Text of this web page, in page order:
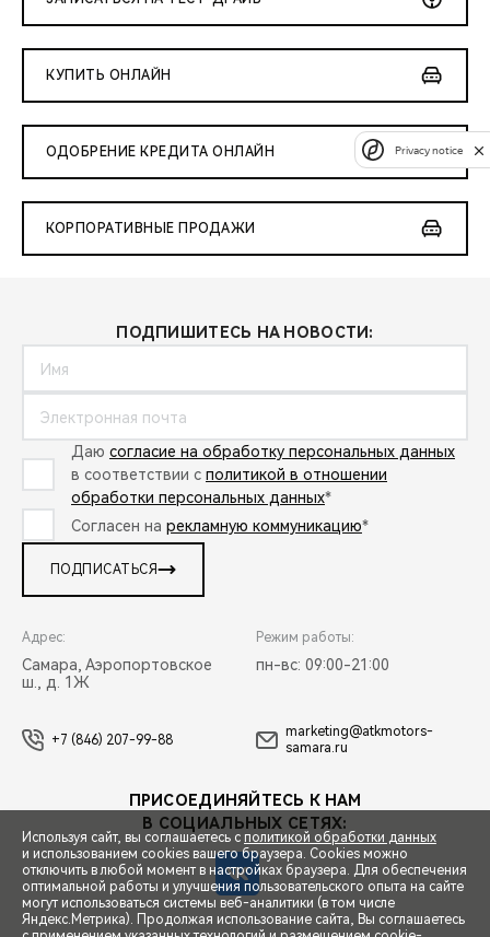
СПЕЦПРЕДЛОЖЕНИЯ
КУПИТЬ ОНЛАЙН
ОДОБРЕНИЕ КРЕДИТА ОНЛАЙН
КОРПОРАТИВНЫЕ ПРОДАЖИ
ПОДПИШИТЕСЬ НА НОВОСТИ:
Даю согласие на обработку персональных данных
в соответствии с политикой в отношении
обработки персональных данных*
Согласен на рекламную коммуникацию*
ПОДПИСАТЬСЯ
Адрес:
Самара, Аэропортовское
ш., д. 1Ж
Режим работы:
пн-вс: 09:00-21:00
+7 (846) 207-99-88
marketing@atkmotors-
samara.ru
ПРИСОЕДИНЯЙТЕСЬ К НАМ
В СОЦИАЛЬНЫХ СЕТЯХ:
Используя сайт, вы соглашаетесь с политикой обработки данных
и использованием cookies вашего браузера. Cookies можно
отключить в любой момент в настройках браузера. Для обеспечения
оптимальной работы и улучшения пользовательского опыта на сайте
могут использоваться системы веб-аналитики (в том числе
Яндекс.Метрика). Продолжая использование сайта, Вы соглашаетесь
Privacy notice